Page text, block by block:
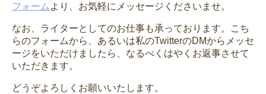
フォーム より、お気軽にメッセージくださいませ。
なお、ライターとしてのお仕事も承っております。こち
らのフォームから、あるいは私のTwitterのDMからメッセ
ージをいただけましたら、なるべくはやくお返事させて
いただきます。
どうぞよろしくお願いいたします。